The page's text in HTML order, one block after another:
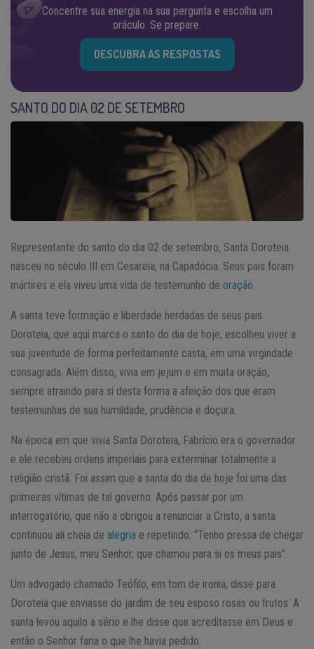
Concentre sua energia na sua pergunta e escolha um
oráculo. Se prepare.
DESCUBRA AS RESPOSTAS
SANTO DO DIA 02 DE SETEMBRO
Representante do santo do dia 02 de setembro, Santa Doroteia
nasceu no século III em Cesareia, na Capadócia. Seus pais foram
mártires e ela viveu uma vida de testemunho de oração
A santa teve formação e liberdade herdadas de seus pais.
Doroteia, que aqui marca o santo do dia de hoje, escolheu viver a
sua juventude de forma perfeitamente casta, em uma virgindade
consagrada. Além disso, vivia em jejum e em muita oração,
sempre atraindo para si desta forma a afeição dos que eram
testemunhas de sua humildade, prudência e doçura.
Na época em que vivia Santa Doroteia, Fabrício era o governador
e ele recebeu ordens imperiais para exterminar totalmente a
religião cristã. Foi assim que a santa do dia de hoje foi uma das
primeiras vítimas de tal governo. Após passar por um
interrogatório, que não a obrigou a renunciar a Cristo, a santa
continuou ali cheia de alegria e repetindo: “Tenho pressa de chegar
junto de Jesus, meu Senhor, que chamou para si os meus pais”.
Um advogado chamado Teófilo, em tom de ironia, disse para
Doroteia que enviasse do jardim de seu esposo rosas ou frutos. A
santa levou aquilo a sério e lhe disse que acreditasse em Deus e
então o Senhor faria o que lhe havia pedido.